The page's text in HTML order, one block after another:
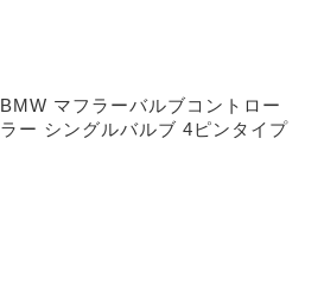
BMW マフラーバルブコントロー
ラー シングルバルブ 4ピンタイプ